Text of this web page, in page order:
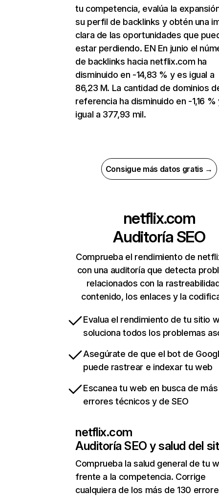
tu competencia, evalúa la
su perfil de backlinks y obtén una
clara de las oportunidades que
estar perdiendo. EN En junio el
de backlinks hacia netflix.com ha
disminuido en -14,83 % y es igual a
86,23 M. La cantidad de dominios
referencia ha disminuido en -1,16 %
igual a 377,93 mil.
Consigue más datos gratis →
netflix.com
Auditoría SEO
Comprueba el rendimiento de
con una auditoría que detecta
relacionados con la
contenido, los enlaces y la
Evalua el rendimiento de tu sitio
soluciona todos los problemas
Asegúrate de que el bot de
puede rastrear e indexar tu web
Escanea tu web en busca de
errores técnicos y de SEO
netflix.com
Auditoría SEO y salud del
Comprueba la salud general de tu
frente a la competencia. Corrige
cualquiera de los más de 130